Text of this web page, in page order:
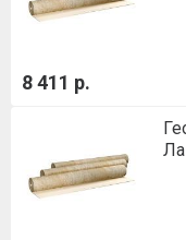
8 411 р.